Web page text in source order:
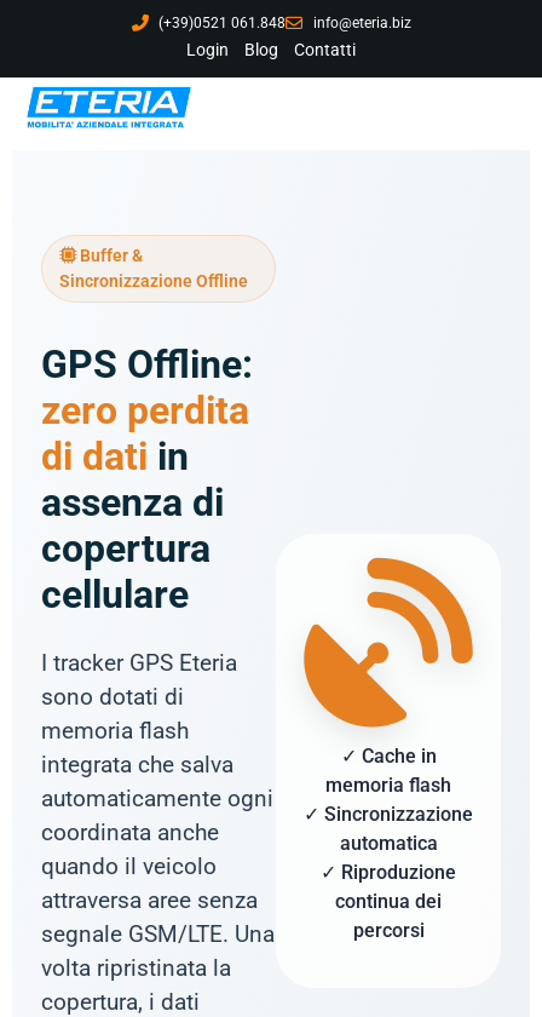
Login Blog Contatti
(+39)0521 061.848 info@eteria.biz
Buffer &
Sincronizzazione Offline
GPS Offline:
zero perdita
di dati in
assenza di
copertura
cellulare
I tracker GPS Eteria
sono dotati di
memoria flash
integrata che salva
automaticamente ogni
coordinata anche
quando il veicolo
attraversa aree senza
segnale GSM/LTE. Una
volta ripristinata la
copertura, i dati
✓ Cache in
memoria flash
✓ Sincronizzazione
automatica
✓ Riproduzione
continua dei
percorsi